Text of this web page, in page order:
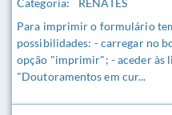
Categoria:
RENATES
Para imprimir o formulário
possibilidades: - carregar no
opção "imprimir"; - aceder às
"Doutoramentos em cur...